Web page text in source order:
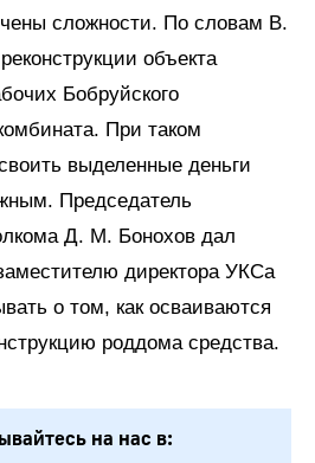
сложности. По словам В.
объекта
Бобруйского
При таком
выделенные деньги
Председатель
Д. М. Бонохов дал
директора УКСа
о том, как осваиваются
роддома средства.
на нас в: